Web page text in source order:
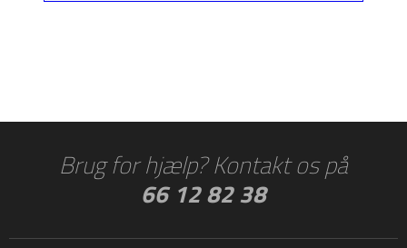
Brug for hjælp? Kontakt os på
66 12 82 38